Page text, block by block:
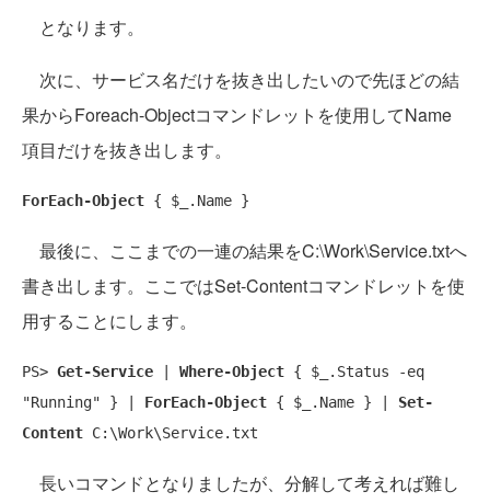
となります。
次に、サービス名だけを抜き出したいので先ほどの結
果からForeach-Objectコマンドレットを使用してName
項目だけを抜き出します。
ForEach-Object { $_.Name }
最後に、ここまでの一連の結果をC:\Work\Service.txtへ
書き出します。ここではSet-Contentコマンドレットを使
用することにします。
PS> Get-Service Where-Object { $_.Status -eq
"Running" } | ForEach-Object { $_.Name } | Set-
Content C:\Work\Service.txt
長いコマンドとなりましたが、分解して考えれば難し